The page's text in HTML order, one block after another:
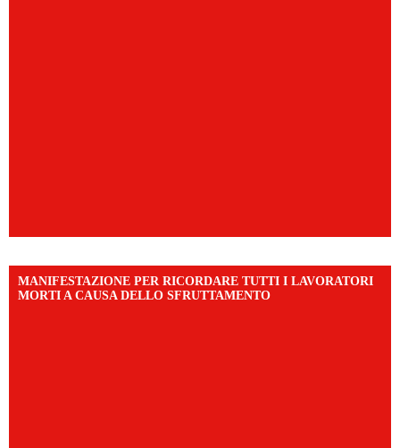
MANIFESTAZIONE PER RICORDARE TUTTI I LAVORATORI
MORTI A CAUSA DELLO SFRUTTAMENTO